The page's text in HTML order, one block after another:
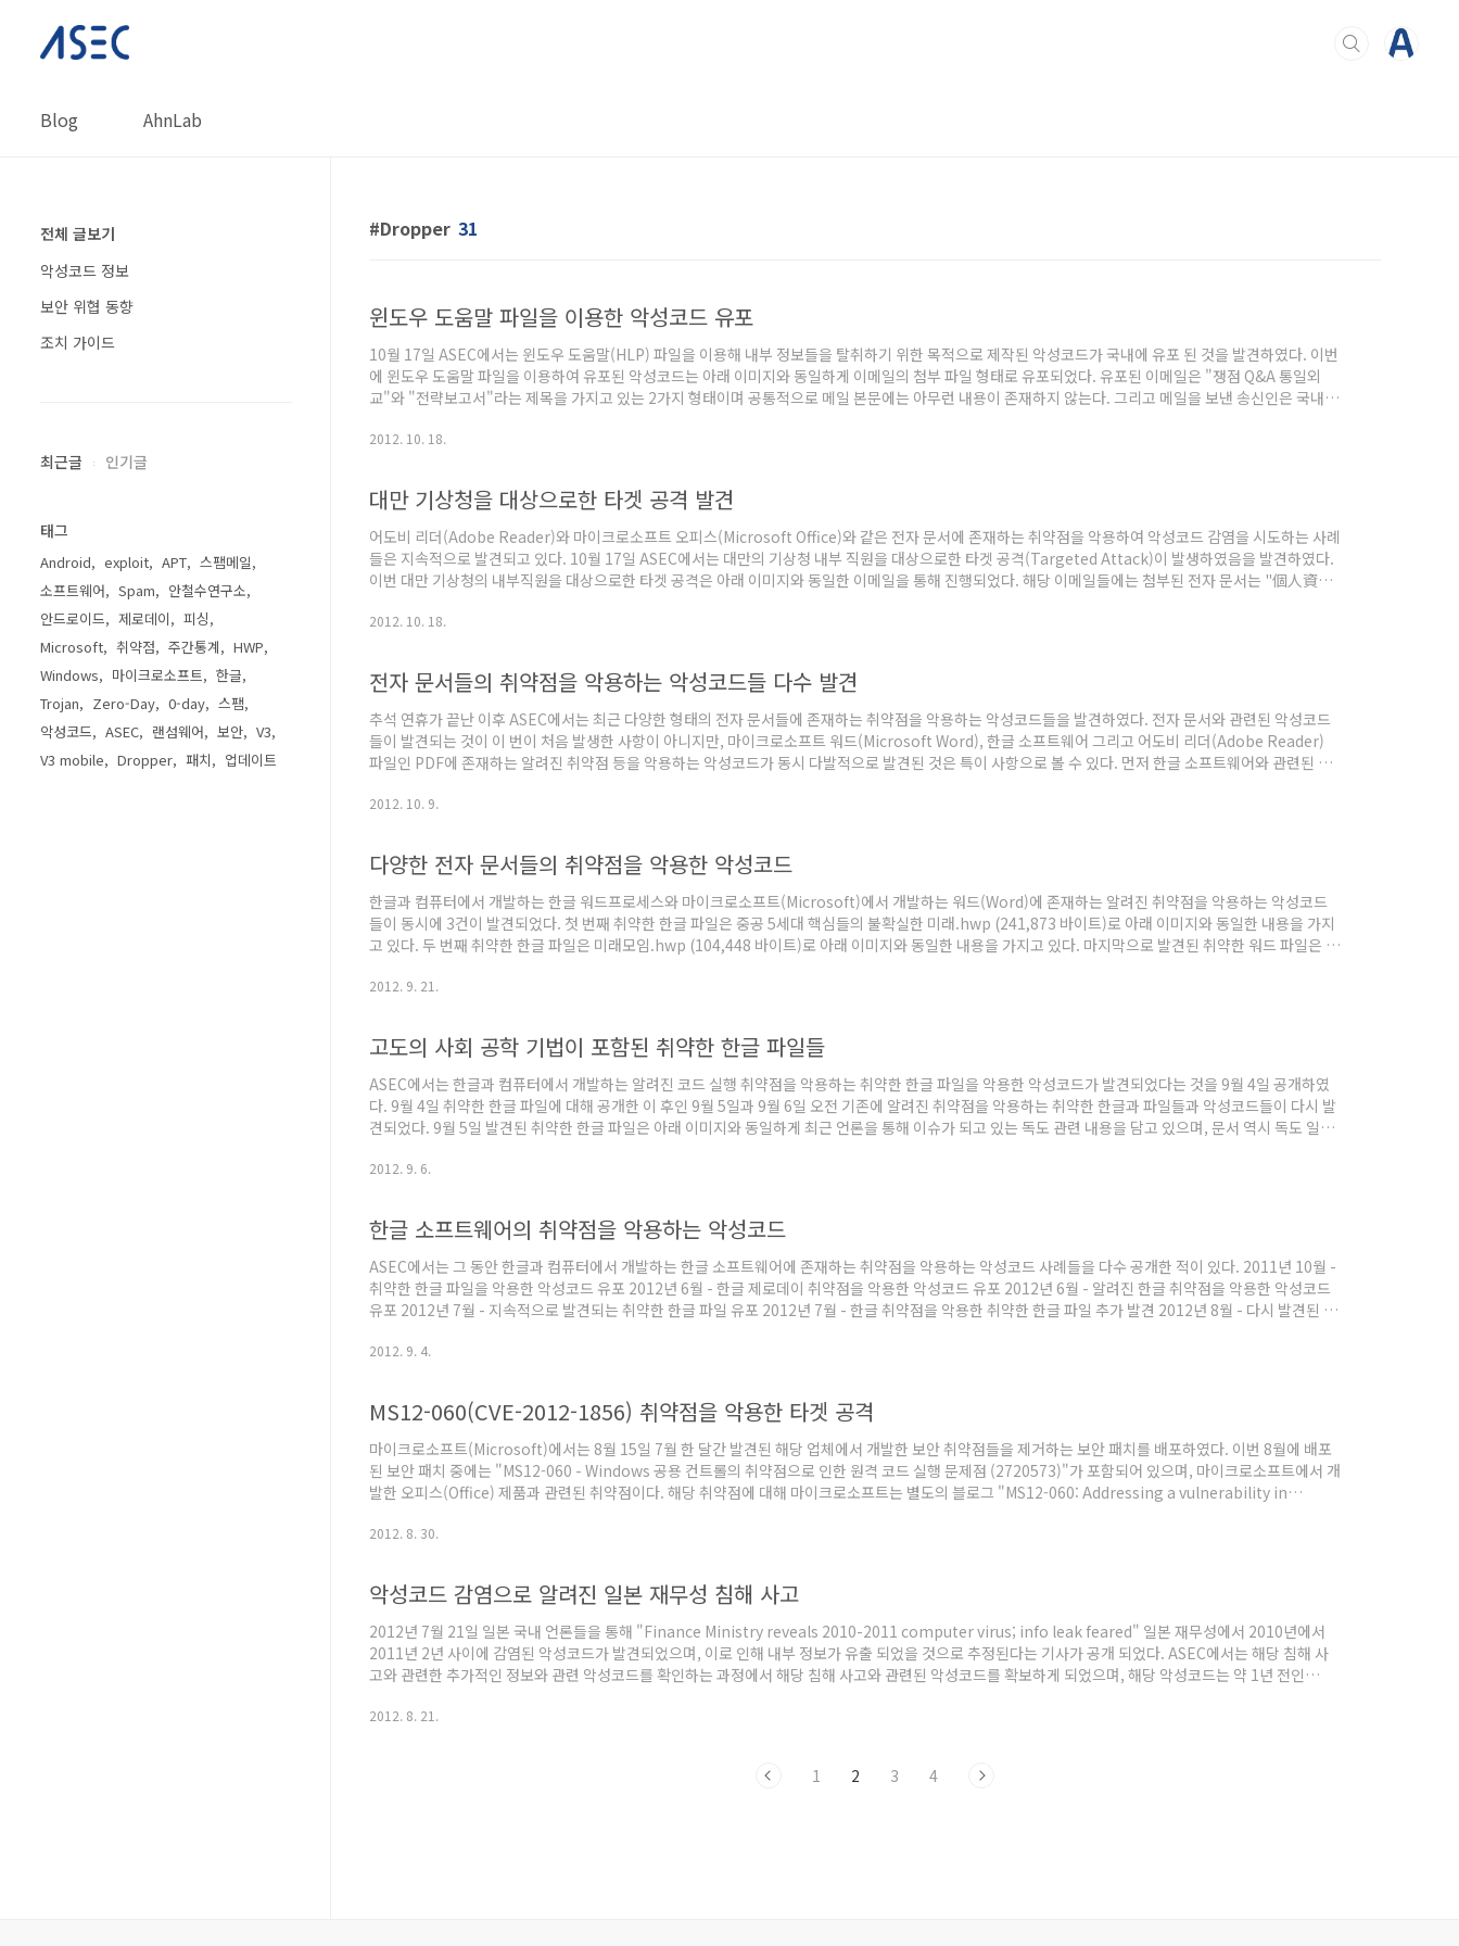
Blog AhnLab
Dropper 31
윈도우 도움말 파일을 이용한 악성코드 유포
10월 17일 ASEC에서는 윈도우 도움말(HLP) 파일을 이용해 내부 정보들을 탈취하기 위한 목적으로 제작된 악성코드가 국내에 유포 된 것을 발견하였다. 이번
에 윈도우 도움말 파일을 이용하여 유포된 악성코드는 아래 이미지와 동일하게 이메일의 첨부 파일 형태로 유포되었다. 유포된 이메일은 "쟁점 Q&A 통일외
교"와 "전략보고서"라는 제목을 가지고 있는 2가지 형태이며 공통적으로 메일 본문에는 아무런 내용이 존재하지 않는다. 그리고 메일을 보낸 송신인은 국내
(62,247 바이트)"와 "전략보고서.zip (61,742 바이트)" 의 첨부 파일이 존재하며..
2012. 10. 18.
대만 기상청을 대상으로한 타겟 공격 발견
어도비 리더(Adobe Reader)와 마이크로소프트 오피스(Microsoft Office)와 같은 전자 문서에 존재하는 취약점을 악용하여 악성코드 감염을 시도하는 사례
들은 지속적으로 발견되고 있다. 10월 17일 ASEC에서는 대만의 기상청 내부 직원을 대상으로한 타겟 공격(Targeted Attack)이 발생하였음을 발견하였다.
이번 대만 기상청의 내부직원을 대상으로한 타겟 공격은 아래 이미지와 동일한 이메일을 통해 진행되었다. 해당 이메일들에는 첨부된 전자 문서는 "個人資料
(146,432 바이트)" 파일이 첨부되어 있었다. 첨부된 전자 문서 ..
2012. 10. 18.
전자 문서들의 취약점을 악용하는 악성코드들 다수 발견
추석 연휴가 끝난 이후 ASEC에서는 최근 다양한 형태의 전자 문서들에 존재하는 취약점을 악용하는 악성코드들을 발견하였다. 전자 문서와 관련된 악성코드
들이 발견되는 것이 이 번이 처음 발생한 사항이 아니지만, 마이크로소프트 워드(Microsoft Word), 한글 소프트웨어 그리고 어도비 리더(Adobe Reader)
파일인 PDF에 존재하는 알려진 취약점 등을 악용하는 악성코드가 동시 다발적으로 발견된 것은 특이 사항으로 볼 수 있다. 먼저 한글 소프트웨어와 관련된 악
그리고 한글 문서 자체가 특이한 OLE 포맷을 가지고 있는 형태가 발견되었다...
2012. 10. 9.
다양한 전자 문서들의 취약점을 악용한 악성코드
한글과 컴퓨터에서 개발하는 한글 워드프로세스와 마이크로소프트(Microsoft)에서 개발하는 워드(Word)에 존재하는 알려진 취약점을 악용하는 악성코드
들이 동시에 3건이 발견되었다. 첫 번째 취약한 한글 파일은 중공 5세대 핵심들의 불확실한 미래.hwp (241,873 바이트)로 아래 이미지와 동일한 내용을 가지
고 있다. 두 번째 취약한 한글 파일은 미래모임.hwp (104,448 바이트)로 아래 이미지와 동일한 내용을 가지고 있다. 마지막으로 발견된 취약한 워드 파일은 부
"Microsoft Security Bulletin MS12-027 - ..
2012. 9. 21.
고도의 사회 공학 기법이 포함된 취약한 한글 파일들
ASEC에서는 한글과 컴퓨터에서 개발하는 알려진 코드 실행 취약점을 악용하는 취약한 한글 파일을 악용한 악성코드가 발견되었다는 것을 9월 4일 공개하였
다. 9월 4일 취약한 한글 파일에 대해 공개한 이 후인 9월 5일과 9월 6일 오전 기존에 알려진 취약점을 악용하는 취약한 한글과 파일들과 악성코드들이 다시 발
견되었다. 9월 5일 발견된 취약한 한글 파일은 아래 이미지와 동일하게 최근 언론을 통해 이슈가 되고 있는 독도 관련 내용을 담고 있으며, 문서 역시 독도 일본
과정에서 발생하는 버퍼 오버플로우(Buffer Overflow)로 인한 코드 ..
2012. 9. 6.
한글 소프트웨어의 취약점을 악용하는 악성코드
ASEC에서는 그 동안 한글과 컴퓨터에서 개발하는 한글 소프트웨어에 존재하는 취약점을 악용하는 악성코드 사례들을 다수 공개한 적이 있다. 2011년 10월 -
취약한 한글 파일을 악용한 악성코드 유포 2012년 6월 - 한글 제로데이 취약점을 악용한 악성코드 유포 2012년 6월 - 알려진 한글 취약점을 악용한 악성코드
유포 2012년 7월 - 지속적으로 발견되는 취약한 한글 파일 유포 2012년 7월 - 한글 취약점을 악용한 취약한 한글 파일 추가 발견 2012년 8월 - 다시 발견된 한
이 번에 발견된 취약한 한글 파일을 열게 되면 아래 이미지와 ..
2012. 9. 4.
MS12-060(CVE-2012-1856) 취약점을 악용한 타겟 공격
마이크로소프트(Microsoft)에서는 8월 15일 7월 한 달간 발견된 해당 업체에서 개발한 보안 취약점들을 제거하는 보안 패치를 배포하였다. 이번 8월에 배포
된 보안 패치 중에는 "MS12-060 - Windows 공용 컨트롤의 취약점으로 인한 원격 코드 실행 문제점 (2720573)"가 포함되어 있으며, 마이크로소프트에서 개
발한 오피스(Office) 제품과 관련된 취약점이다. 해당 취약점에 대해 마이크로소프트는 별도의 블로그 "MS12-060: Addressing a vulnerability in
Attack)이 발견되..
2012. 8. 30.
악성코드 감염으로 알려진 일본 재무성 침해 사고
2012년 7월 21일 일본 국내 언론들을 통해 "Finance Ministry reveals 2010-2011 computer virus; info leak feared" 일본 재무성에서 2010년에서
2011년 2년 사이에 감염된 악성코드가 발견되었으며, 이로 인해 내부 정보가 유출 되었을 것으로 추정된다는 기사가 공개 되었다. ASEC에서는 해당 침해 사
고와 관련한 추가적인 정보와 관련 악성코드를 확인하는 과정에서 해당 침해 사고와 관련된 악성코드를 확보하게 되었으며, 해당 악성코드는 약 1년 전인
로세스인 explorer.exe에 스레드로 인..
2012. 8. 21.
1 2 3 4
전체 글보기
악성코드 정보
보안 위협 동향
조치 가이드
최근글 인기글
태그
Android exploit APT
스팸메일
소프트웨어
Spam
안철수연구소
안드로이드
제로데이
피싱
Microsoft
취약점 주간통계
HWP
Windows
마이크로소프트
한글
Trojan
Zero-Day 0-day
스팸
악성코드
ASEC 랜섬웨어 보안
V3
V3 mobile
Dropper 패치 업데이트